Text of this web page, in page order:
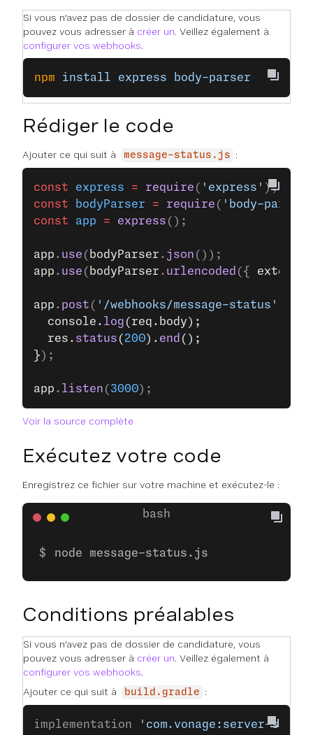
Si vous n'avez pas de dossier de candidature, vous
pouvez vous adresser à créer un. Veillez également à
configurer vos webhooks.
npm install express body-parser
Rédiger le code
Ajouter ce qui suit à message-status.js :
const express = require ( 'express' );
const bodyParser = require ( 'body-parser'
const app = express ();
app . use ( bodyParser . json ());
app . use ( bodyParser . urlencoded ({
app . post ( '/webhooks/message-status'
  console.
log (req.body);
  res.
status ( 200). end ();
} );
app . listen ( 3000);
Voir la source complète
Exécutez votre code
Enregistrez ce fichier sur votre machine et exécutez-le :
node message-status.js
Conditions préalables
Si vous n'avez pas de dossier de candidature, vous
pouvez vous adresser à créer un. Veillez également à
configurer vos webhooks.
Ajouter ce qui suit à
build.gradle :
implementation
'com.vonage:server-